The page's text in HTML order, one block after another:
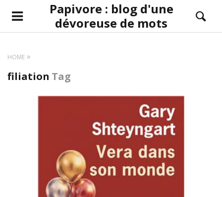
Papivore : blog d'une
dévoreuse de mots
HOME
filiation Tag